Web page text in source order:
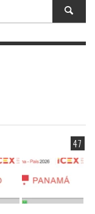
47